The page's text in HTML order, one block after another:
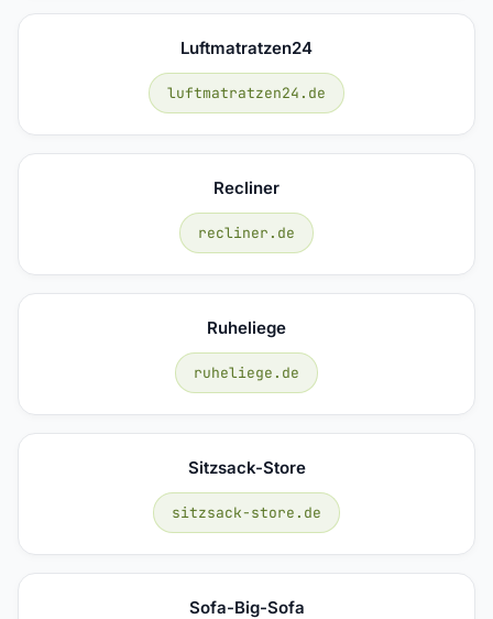
Luftmatratzen24
luftmatratzen24.de
Recliner
recliner.de
Ruheliege
ruheliege.de
Sitzsack-Store
sitzsack-store.de
Sofa-Big-Sofa